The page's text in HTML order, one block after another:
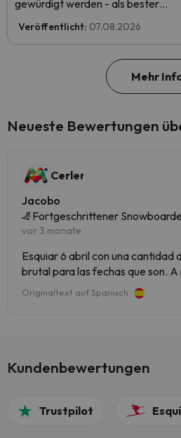
gewürdigt werden - als bester
Skiurlaubveranstalter der Welt
ersten Platz zu erreichen!
Veröffentlicht: 07.08.2026
Mehr
Neueste Bewertungen
Cerler
Jacobo
Fortgeschrittener
vor 3 monate
Esquiar 6 abril con una cantidad
brutal para las fechas que son.
hora nieve buena pero a partir de
Originaltext auf Spanisch
Kundenbewertungen
Trustpilot